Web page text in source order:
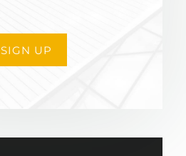
SIGN UP